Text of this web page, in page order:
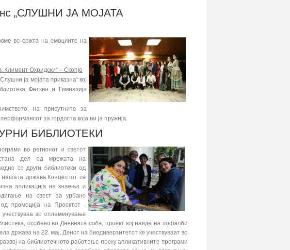
„СЛУШНИ ЈА МОЈАТА
во сржта на емоциите на
Климент Охридски“ – Скопје
ја мојата приказна“ кој
Феткин и Гимназија
на присутните за
за гордоста која ни ја пружија.
БИБЛИОТЕКИ
во регионот и светот
дел од мрежата на
со други библиотеки од
нашата држава.Концептот се
апликација на знаења и
на свест за урбано
промоција на Проектот -
учествуваа во оплеменување
особено во Дневната соба, проект кој наиде на пофалби
држава на 22. мај, Денот на биодиверзитетот ќе учествуваат во
на библиотечното работење преку апликативните програми